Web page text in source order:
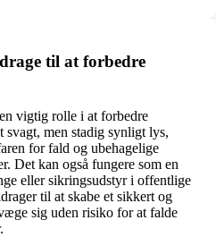
til at forbedre
vigtig rolle i at forbedre
svagt, men stadig synligt lys,
for fald og ubehagelige
Det kan også fungere som en
eller sikringsudstyr i offentlige
til at skabe et sikkert og
sig uden risiko for at falde